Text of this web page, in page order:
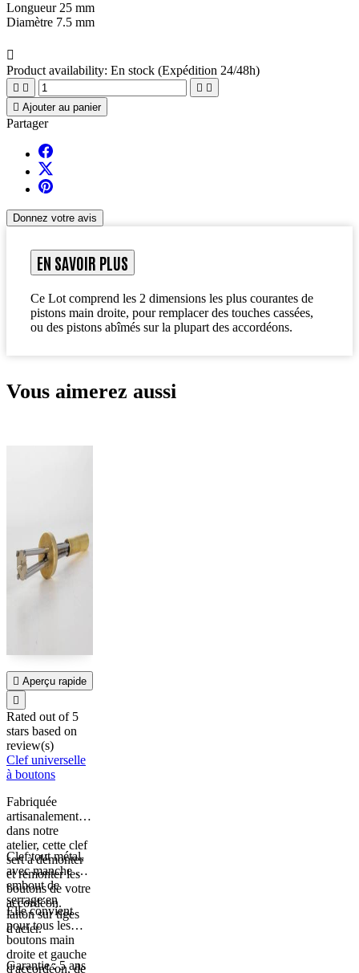
Longueur 25 mm
Diamètre 7.5 mm

Product availability: En stock (Expédition 24/48h)
   
 Ajouter au panier
Partager
Donnez votre avis
EN SAVOIR PLUS
Ce Lot comprend les 2 dimensions les plus courantes de
pistons main droite, pour remplacer des touches cassées,
ou des pistons abîmés sur la plupart des accordéons.
Vous aimerez aussi
 Aperçu rapide

Rated out of 5
stars based on
review(s)
Clef universelle
à boutons
Fabriquée
artisanalement
dans notre
atelier, cette clef
sert à démonter
et remonter les
boutons de votre
accordéon.
Clef tout métal,
avec manche et
embout de
serrage en
laiton sur tiges
d'acier.
Elle convient
pour tous les
boutons main
droite et gauche
d'accordéon, de
Garantie : 5 ans